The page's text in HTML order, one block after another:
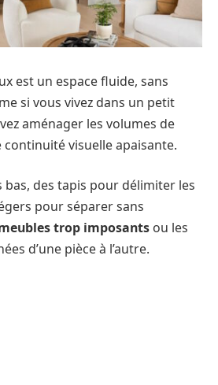
est un espace fluide, sans
si vous vivez dans un petit
aménager les volumes de
visuelle apaisante.
bas, des tapis pour délimiter les
pour séparer sans
trop imposants ou les
d’une pièce à l’autre.